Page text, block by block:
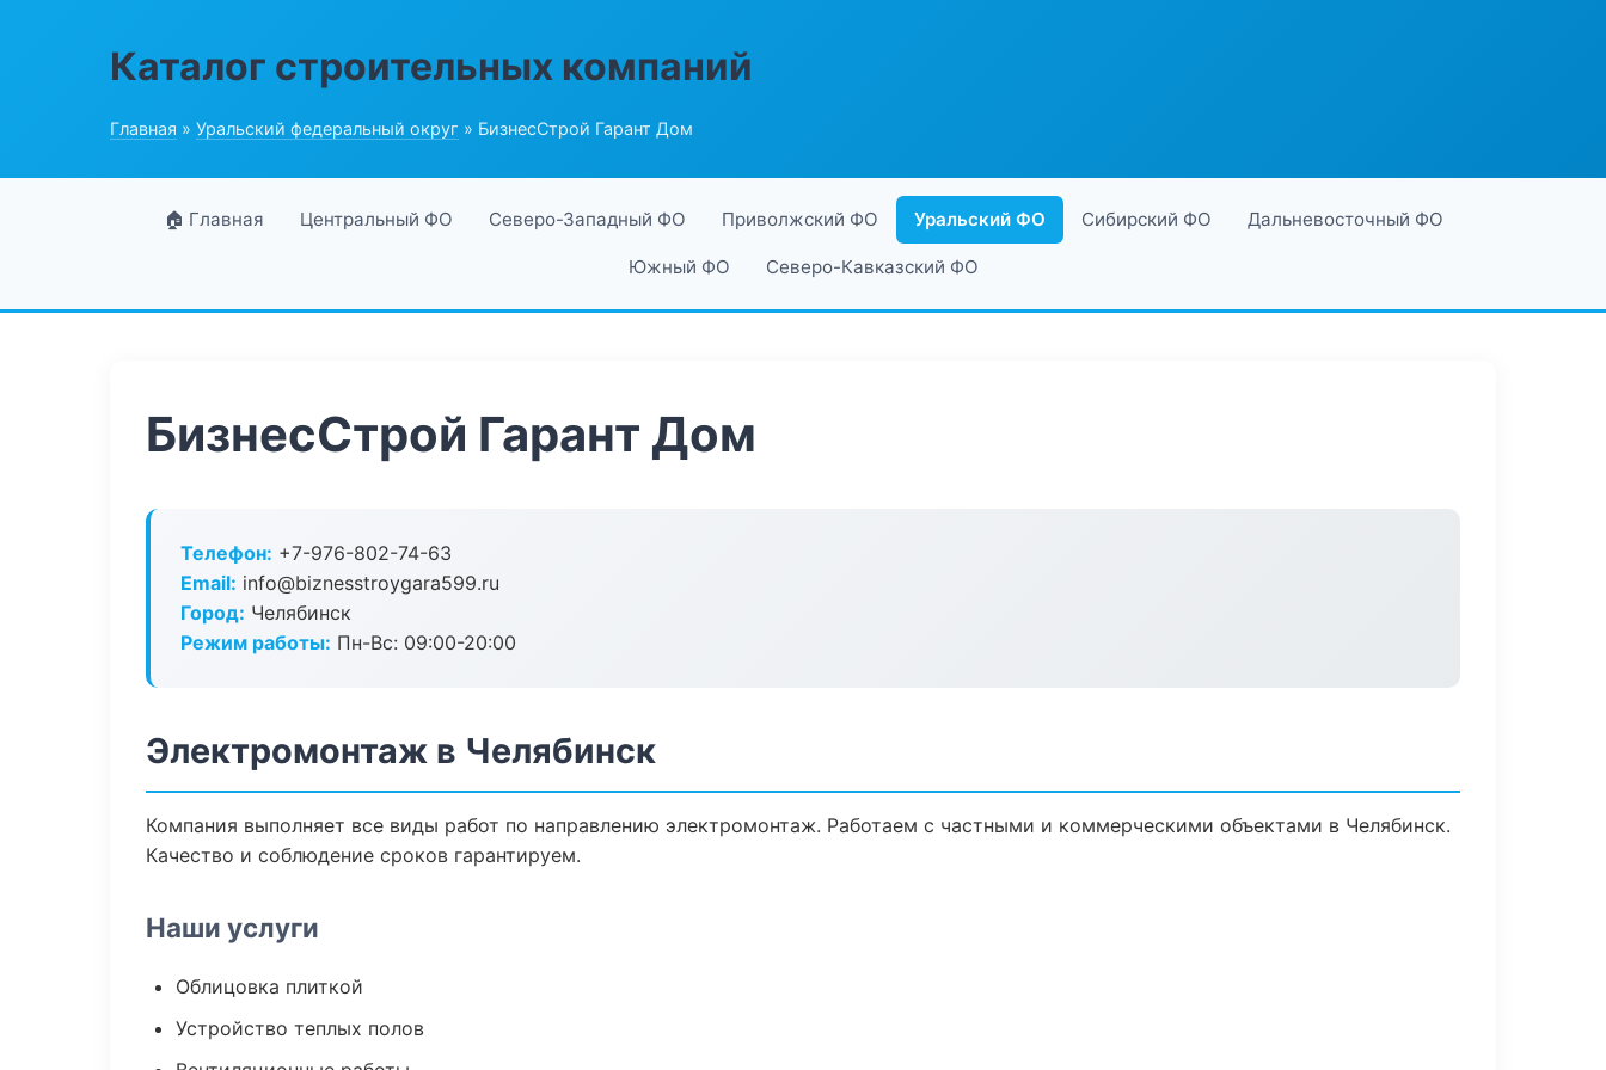
Каталог строительных компаний
Главная » Уральский федеральный округ » БизнесСтрой Гарант Дом
🏠 Главная Центральный ФО Северо-Западный ФО Приволжский ФО Уральский ФО Сибирский ФО Дальневосточный ФО
Южный ФО Северо-Кавказский ФО
БизнесСтрой Гарант Дом
Телефон: +7-976-802-74-63
Email: info@biznesstroygara599.ru
Город: Челябинск
Режим работы: Пн-Вс: 09:00-20:00
Электромонтаж в Челябинск
Компания выполняет все виды работ по направлению электромонтаж. Работаем с частными и коммерческими объектами в Челябинск.
Качество и соблюдение сроков гарантируем.
Наши услуги
Облицовка плиткой
Устройство теплых полов